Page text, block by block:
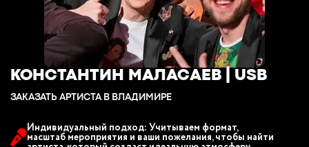
КОНСТАНТИН МАЛАСАЕВ | USB
ЗАКАЗАТЬ АРТИСТА В ВЛАДИМИРЕ
Индивидуальный подход: Учитываем формат,
масштаб мероприятия и ваши пожелания, чтобы найти